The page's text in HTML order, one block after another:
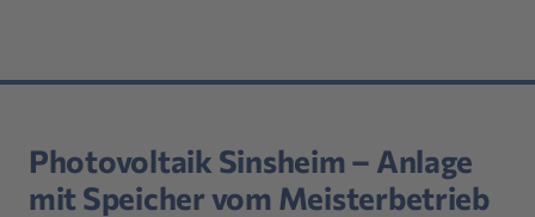
Photovoltaik Sinsheim – Anlage
mit Speicher vom Meisterbetrieb